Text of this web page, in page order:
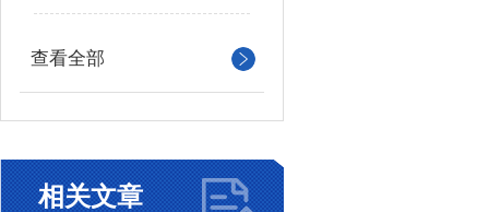
查看全部
相关文章